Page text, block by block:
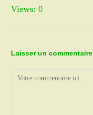
Views: 0
Laisser un commentaire
Comment